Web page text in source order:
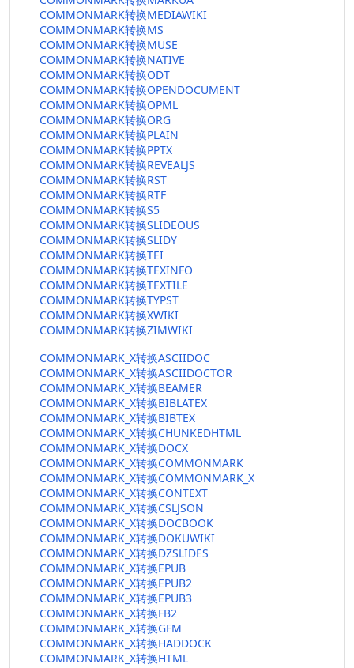
COMMONMARK转换MEDIAWIKI
COMMONMARK转换MS
COMMONMARK转换MUSE
COMMONMARK转换NATIVE
COMMONMARK转换ODT
COMMONMARK转换OPENDOCUMENT
COMMONMARK转换OPML
COMMONMARK转换ORG
COMMONMARK转换PLAIN
COMMONMARK转换PPTX
COMMONMARK转换REVEALJS
COMMONMARK转换RST
COMMONMARK转换RTF
COMMONMARK转换S5
COMMONMARK转换SLIDEOUS
COMMONMARK转换SLIDY
COMMONMARK转换TEI
COMMONMARK转换TEXINFO
COMMONMARK转换TEXTILE
COMMONMARK转换TYPST
COMMONMARK转换XWIKI
COMMONMARK转换ZIMWIKI
COMMONMARK_X转换ASCIIDOC
COMMONMARK_X转换ASCIIDOCTOR
COMMONMARK_X转换BEAMER
COMMONMARK_X转换BIBLATEX
COMMONMARK_X转换BIBTEX
COMMONMARK_X转换CHUNKEDHTML
COMMONMARK_X转换DOCX
COMMONMARK_X转换COMMONMARK
COMMONMARK_X转换COMMONMARK_X
COMMONMARK_X转换CONTEXT
COMMONMARK_X转换CSLJSON
COMMONMARK_X转换DOCBOOK
COMMONMARK_X转换DOKUWIKI
COMMONMARK_X转换DZSLIDES
COMMONMARK_X转换EPUB
COMMONMARK_X转换EPUB2
COMMONMARK_X转换EPUB3
COMMONMARK_X转换FB2
COMMONMARK_X转换GFM
COMMONMARK_X转换HADDOCK
COMMONMARK_X转换HTML